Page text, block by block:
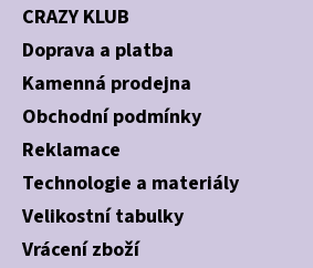
CRAZY KLUB
Doprava a platba
Kamenná prodejna
Obchodní podmínky
Reklamace
Technologie a materiály
Velikostní tabulky
Vrácení zboží